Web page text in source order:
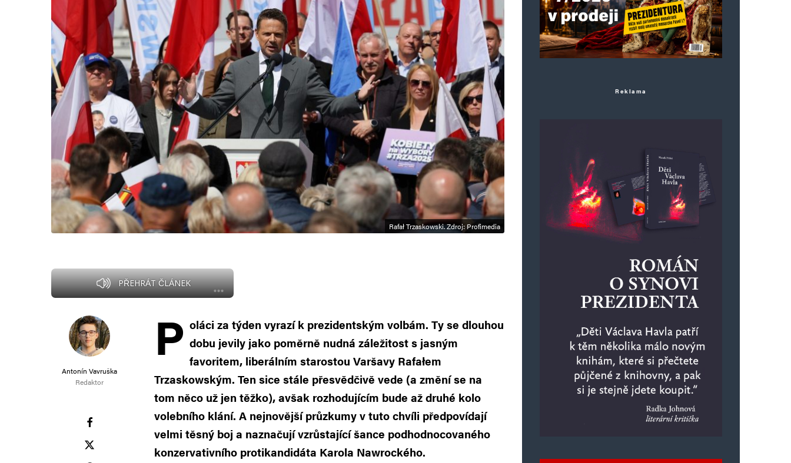
Rafał Trzaskowski. Zdroj: Profimedia
PŘEHRÁT ČLÁNEK
Antonín Vavruška
Redaktor
P oláci za týden vyrazí k prezidentským volbám. Ty se dlouhou
dobu jevily jako poměrně nudná záležitost s jasným
favoritem, liberálním starostou Varšavy Rafałem
Trzaskowským. Ten sice stále přesvědčivě vede (a změní se na
tom něco už jen těžko), avšak rozhodujícím bude až druhé kolo
volebního klání. A nejnovější průzkumy v tuto chvíli předpovídají
velmi těsný boj a naznačují vzrůstající šance podhodnocovaného
konzervativního protikandidáta Karola Nawrockého.
Reklama